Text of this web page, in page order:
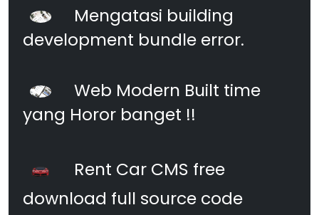
Mengatasi building
development bundle error.
Web Modern Built time
yang Horor banget !!
Rent Car CMS free
download full source code